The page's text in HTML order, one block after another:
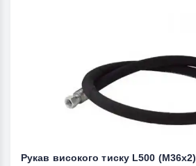
Рукав високого тиску L500 (M36х2)